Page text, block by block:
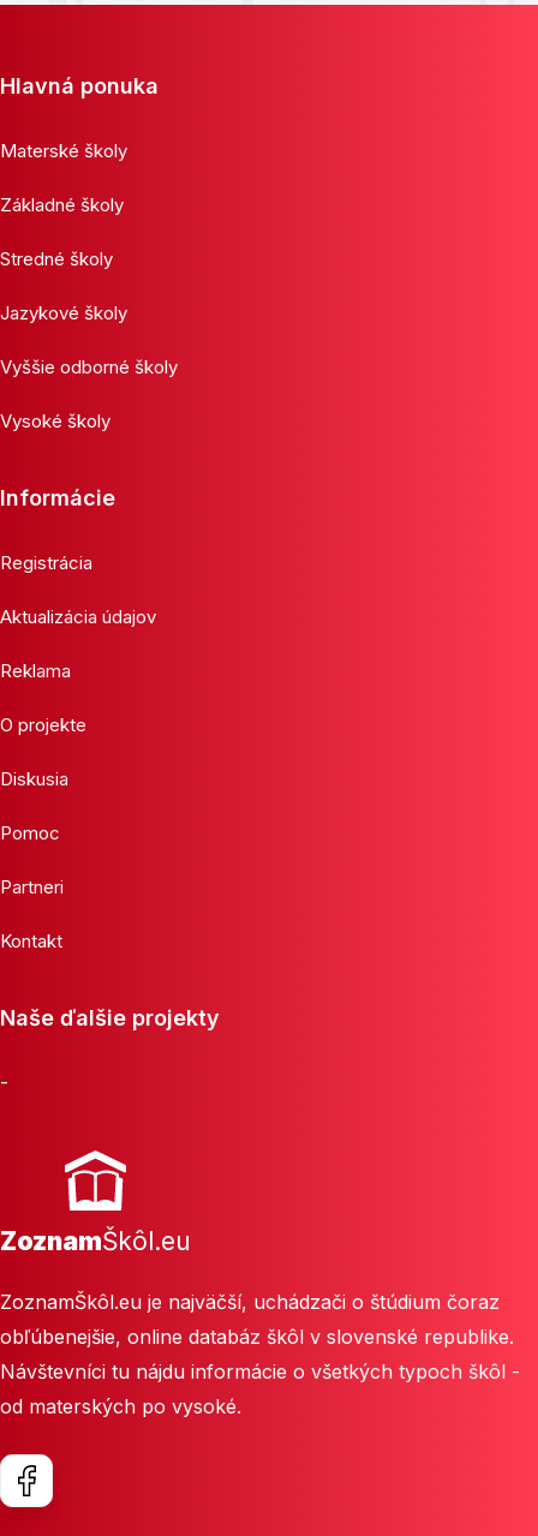
Hlavná ponuka
Materské školy
Základné školy
Stredné školy
Jazykové školy
Vyššie odborné školy
Vysoké školy
Informácie
Registrácia
Aktualizácia údajov
Reklama
O projekte
Diskusia
Pomoc
Partneri
Kontakt
Naše ďalšie projekty
-
ZoznamŠkôl.eu
ZoznamŠkôl.eu je najväčší, uchádzači o štúdium čoraz
obľúbenejšie, online databáz škôl v slovenské republike.
Návštevníci tu nájdu informácie o všetkých typoch škôl -
od materských po vysoké.